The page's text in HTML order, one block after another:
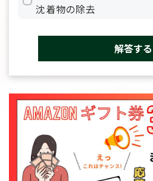
沈着物の除去
解答する